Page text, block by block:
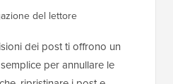
del lettore
dei post ti offrono un
per annullare le